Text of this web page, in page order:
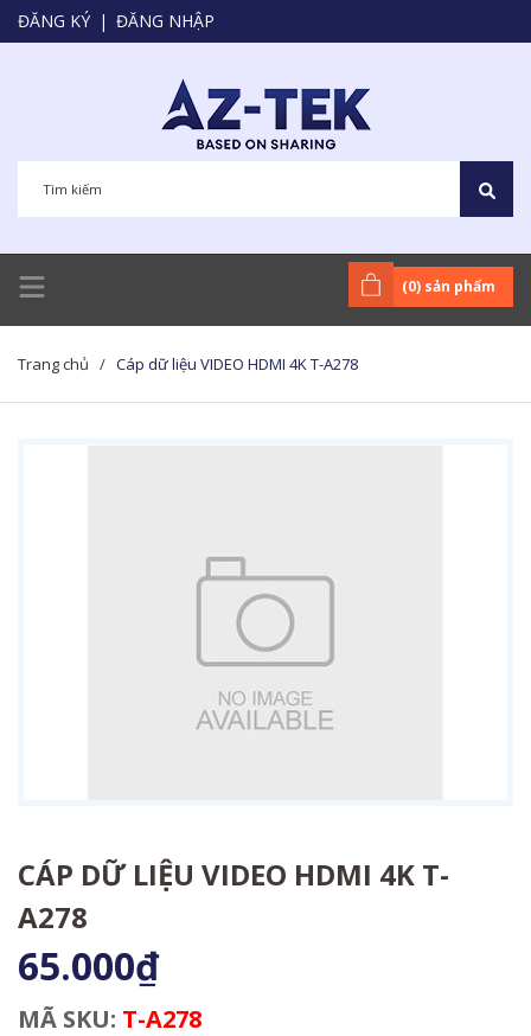
ĐĂNG KÝ | ĐĂNG NHẬP
(0) sản phẩm
Trang chủ / Cáp dữ liệu VIDEO HDMI 4K T-A278
CÁP DỮ LIỆU VIDEO HDMI 4K T-
A278
65.000₫
MÃ SKU: T-A278